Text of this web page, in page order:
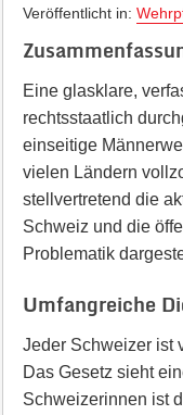
Veröffentlicht in:
Eine glasklare,
rechtsstaatlich
einseitige
vielen Ländern
stellvertretend die
Schweiz und die
Problematik
Umfangreiche
Jeder Schweizer ist
Das Gesetz sieht
Schweizerinnen ist